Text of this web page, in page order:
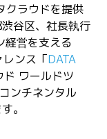
クラウドを提供
谷区、社長執行
経営を支える
ンス「DATA
ワールドツ
ンチネンタル
。